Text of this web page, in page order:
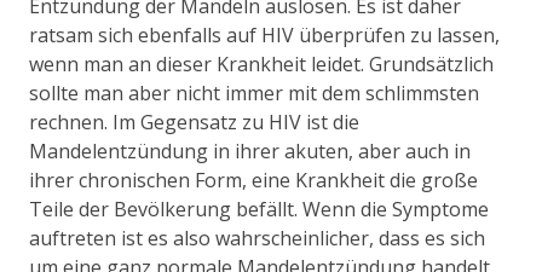
Entzündung der Mandeln auslösen. Es ist daher
ratsam sich ebenfalls auf HIV überprüfen zu lassen,
wenn man an dieser Krankheit leidet. Grundsätzlich
sollte man aber nicht immer mit dem schlimmsten
rechnen. Im Gegensatz zu HIV ist die
Mandelentzündung in ihrer akuten, aber auch in
ihrer chronischen Form, eine Krankheit die große
Teile der Bevölkerung befällt. Wenn die Symptome
auftreten ist es also wahrscheinlicher, dass es sich